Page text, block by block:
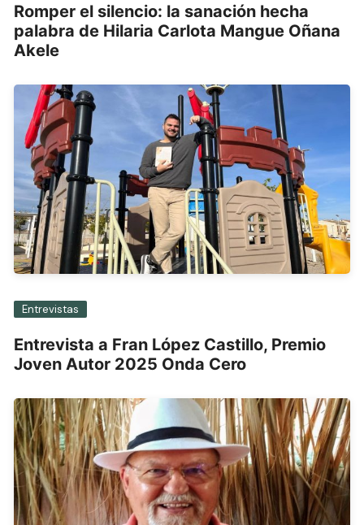
Romper el silencio: la sanación hecha
palabra de Hilaria Carlota Mangue Oñana
Akele
Entrevistas
Entrevista a Fran López Castillo, Premio
Joven Autor 2025 Onda Cero